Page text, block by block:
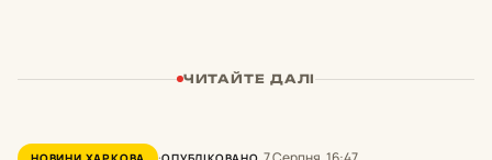
ЧИТАЙТЕ ДАЛІ